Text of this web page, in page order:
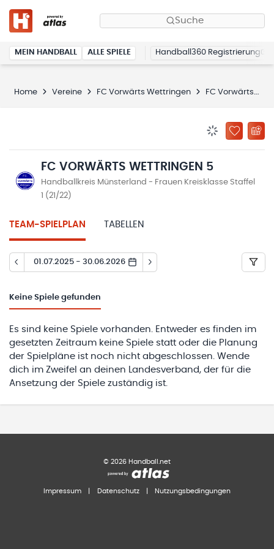
Suche
MEIN HANDBALL ALLE SPIELE Handball360 Registrierung
Home Vereine FC Vorwärts Wettringen FC Vorwärts Wettringen 5
ZU
FC VORWÄRTS WETTRINGEN 5
Handballkreis Münsterland - Frauen Kreisklasse Staffel
1 (21/22)
TEAM-SPIELPLAN TABELLEN
01.07.2025 - 30.06.2026
Keine Spiele gefunden
Es sind keine Spiele vorhanden. Entweder es finden im
gesetzten Zeitraum keine Spiele statt oder die Planung
der Spielpläne ist noch nicht abgeschlossen. Wende
dich im Zweifel an deinen Landesverband, der für die
Ansetzung der Spiele zuständig ist.
© 2026 Handball.net
Impressum Datenschutz Nutzungsbedingungen